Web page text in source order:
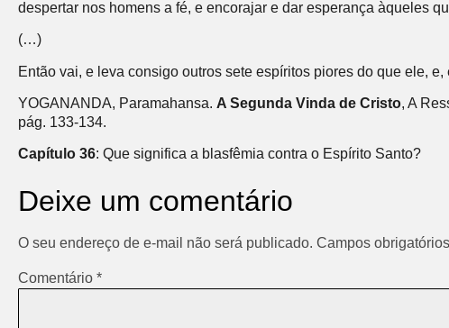
despertar nos homens a fé, e encorajar e dar esperança àqueles
(…)
Então vai, e leva consigo outros sete espíritos piores do que ele,
YOGANANDA, Paramahansa. A Segunda Vinda de Cristo, A
pág. 133-134.
Capítulo 36: Que significa a blasfêmia contra o Espírito Santo?
Deixe um comentário
O seu endereço de e-mail não será publicado. Campos
Comentário *